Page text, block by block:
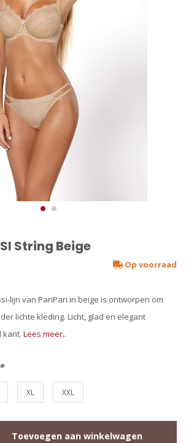
String Beige
Op voorraad
lijn van PariPari in beige is ontworpen om
lichte kleding. Licht, glad en elegant
kant. Lees meer..
*
XL XXL
Toevoegen aan winkelwagen